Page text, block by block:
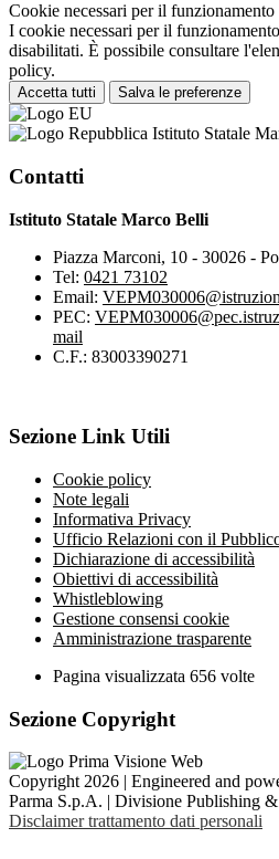
Cookie necessari per il funzionamento
I cookie necessari per il
disabilitati. È possibile consultare
policy.
Accetta tutti Salva le preferenze
Istituto Statale
Contatti
Istituto Statale Marco Belli
Piazza Marconi, 10 - 30026 -
Tel: 0421 73102
Email:
PEC:
mail
C.F.: 83003390271
Sezione Link Utili
Cookie policy
Note legali
Informativa Privacy
Ufficio Relazioni con il
Dichiarazione di accessibilità
Obiettivi di accessibilità
Whistleblowing
Gestione consensi cookie
Amministrazione trasparente
Pagina visualizzata 656 volte
Sezione Copyright
Copyright 2026 | Engineered and
Parma S.p.A. | Divisione Publishing
Disclaimer trattamento dati personali